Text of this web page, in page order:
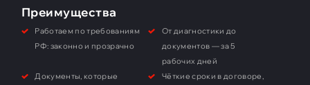
Преимущества
Работаем по требованиям
РФ: законно и прозрачно
От диагностики до
документов — за 5
рабочих дней
Документы, которые
Чёткие сроки в договоре,